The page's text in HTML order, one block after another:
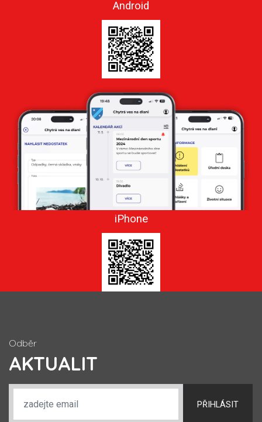
Android
iPhone
Odběr
AKTUALIT
PŘIHLÁSIT